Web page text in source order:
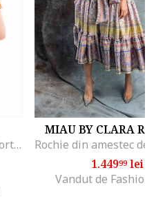
Rochie midi cu imprimeu, Portocaliu mandarina
MIAU BY CLARA
1.44999lei
Vandut de Fashion